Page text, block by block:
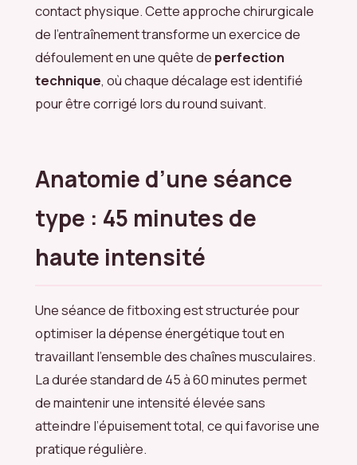
contact physique. Cette approche chirurgicale
de l’entraînement transforme un exercice de
défoulement en une quête de perfection
technique, où chaque décalage est identifié
pour être corrigé lors du round suivant.
Anatomie d’une séance
type : 45 minutes de
haute intensité
Une séance de fitboxing est structurée pour
optimiser la dépense énergétique tout en
travaillant l’ensemble des chaînes musculaires.
La durée standard de 45 à 60 minutes permet
de maintenir une intensité élevée sans
atteindre l’épuisement total, ce qui favorise une
pratique régulière.